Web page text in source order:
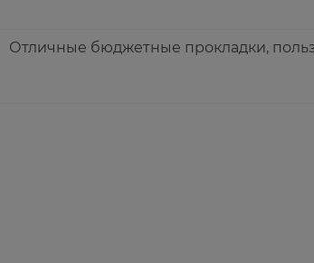
Отличные бюджетные прокладки,